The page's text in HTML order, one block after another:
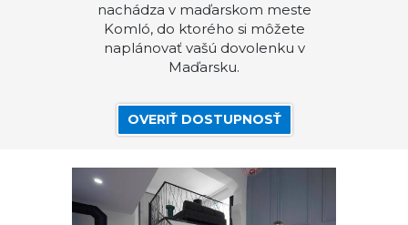
nachádza v maďarskom meste
Komló, do ktorého si môžete
naplánovať vašú dovolenku v
Maďarsku.
OVERIŤ DOSTUPNOSŤ